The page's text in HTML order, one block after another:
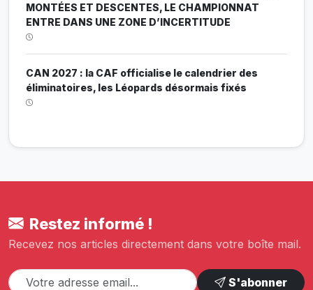
MONTÉES ET DESCENTES, LE CHAMPIONNAT
ENTRE DANS UNE ZONE D’INCERTITUDE
CAN 2027 : la CAF officialise le calendrier des
éliminatoires, les Léopards désormais fixés
Restez informé !
Recevez nos articles directement dans votre boîte mail.
S'abonner